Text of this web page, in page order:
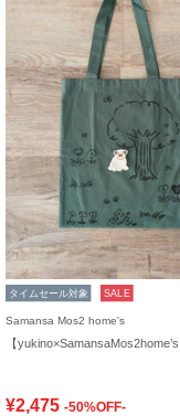
タイムセール対象 SALE
Samansa Mos2 home's
¥2,475 -50%OFF-